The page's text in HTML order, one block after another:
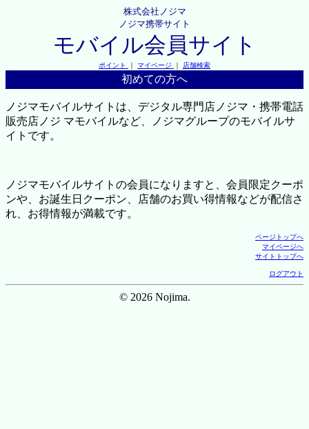
株式会社ノジマ
ノジマ携帯サイト
モバイル会員サイト
ポイント ｜ マイページ ｜ 店舗検索
初めての方へ
ノジマモバイルサイトは、デジタル専門店ノジマ・携帯電話
販売店ノジ マモバイルなど、ノジマグループのモバイルサ
イトです。
ノジマモバイルサイトの会員になりますと、会員限定クーポ
ンや、お誕生日クーポン、店舗のお買い得情報などが配信さ
れ、お得情報が満載です。
ページトップへ
マイページへ
サイトトップへ
ログアウト
© 2026 Nojima.